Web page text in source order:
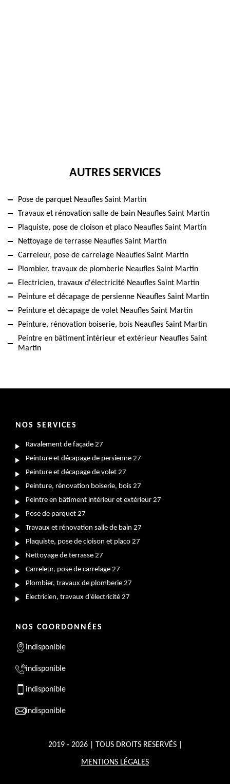
AUTRES SERVICES
Pose de parquet Neaufles Saint Martin
Travaux et rénovation salle de bain Neaufles Saint Martin
Plaquiste, pose de cloison et placo Neaufles Saint Martin
Nettoyage de terrasse Neaufles Saint Martin
Carreleur, pose de carrelage Neaufles Saint Martin
Plombier, travaux de plomberie Neaufles Saint Martin
Electricien, travaux d'électricité Neaufles Saint Martin
Peinture et décapage de persienne Neaufles Saint Martin
Peinture et décapage de volet Neaufles Saint Martin
Peinture, rénovation boiserie, bois Neaufles Saint Martin
Peintre en bâtiment intérieur et extérieur Neaufles Saint
Martin
NOS SERVICES
Ravalement de façade 27
Peinture et décapage de persienne 27
Peinture et décapage de volet 27
Peinture, rénovation boiserie, bois 27
Peintre en bâtiment intérieur et extérieur 27
Pose de parquet 27
Travaux et rénovation salle de bain 27
Plaquiste, pose de cloison et placo 27
Nettoyage de terrasse 27
Carreleur, pose de carrelage 27
Plombier, travaux de plomberie 27
Electricien, travaux d'électricité 27
NOS COORDONNÉES
indisponible
indisponible
indisponible
indisponible
2019 - 2026 | TOUS DROITS RESERVÉS |
MENTIONS LÉGALES